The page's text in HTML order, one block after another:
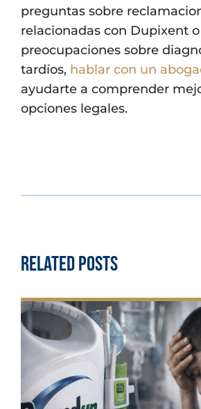
preguntas sobre
relacionadas con Dupixent o
preocupaciones sobre
tardíos, hablar con un
ayudarte a comprender
opciones legales.
Related Posts